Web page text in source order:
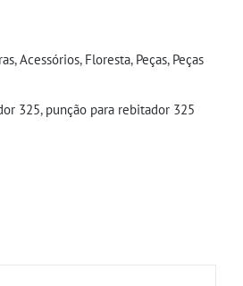
,Acessórios, Floresta, Peças, Peças
325, punção para rebitador 325